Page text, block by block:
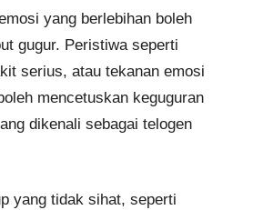
yang berlebihan boleh
gugur. Peristiwa seperti
serius, atau tekanan emosi
mencetuskan keguguran
dikenali sebagai telogen
yang tidak sihat, seperti